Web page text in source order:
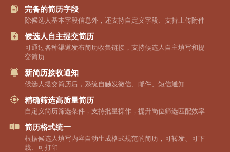
完备的简历字段
除候选人基本字段信息外，还支持自定义字段、支持上传附件
候选人自主提交简历
可通过各种渠道发布简历收集链接，支持候选人自主填写和提
交简历
新简历接收通知
候选人提交简历后，系统自触发微信、邮件、短信通知
精确筛选高质量简历
自定义简历筛选条件，支持批量操作，提升岗位筛选匹配效率
简历格式统一
根据候选人填写内容自动生成格式规范的简历，可转发、可下
载、可打印